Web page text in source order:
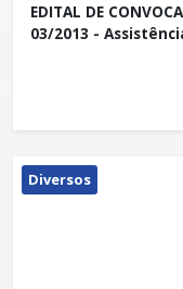
EDITAL DE
03/2013 -
Diversos